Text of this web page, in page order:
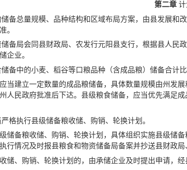
第二章
备总量规模、品种结构和区域布局方案，由县发展和
。
备局会同县财政局、农发行元阳县支行，根据县人民
企业。
备中的小麦、稻谷等口粮品种（含成品粮）储备合计
当建立一定数量的成品粮储备，具体数量规模由州发
人民政府批准后下达。县级粮食储备，应当优先满足
格执行县级储备粮收储、购销、轮换计划。
储备粮收储、购销、轮换计划，具体组织实施县级储
行情况及时报县粮食和物资储备局备案并抄送县财政局
储、购销、轮换计划的，由承储企业及时提出申请，